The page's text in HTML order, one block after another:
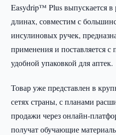
Easydrip™ Plus выпускается в
длинах, совместим с
инсулиновых ручек,
применения и поставляется
удобной упаковкой для аптек.
Товар уже представлен в
сетях страны, с планами
продажи через онлайн-
получат обучающие